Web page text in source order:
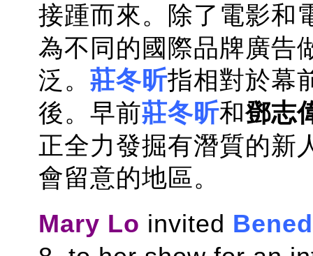
接踵而來。除了電影和
為不同的國際品牌廣告
泛。 莊冬昕指相對於幕
後。早前莊冬昕和鄧志
正全力發掘有潛質的新
會留意的地區。
Mary Lo invited